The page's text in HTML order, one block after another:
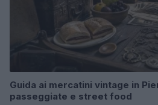
Guida ai mercatini vintage in
passeggiate e street food